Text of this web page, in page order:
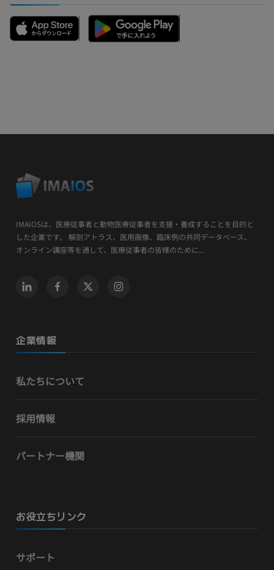
IMAIOSは、医療従事者と動物医療従事者を支援・養成することを目的と
した企業です。 解剖アトラス、医用画像、臨床例の共同データベース、
オンライン講座等を通して、医療従事者の皆様のために...
企業情報
私たちについて
採用情報
パートナー機関
お役立ちリンク
サポート